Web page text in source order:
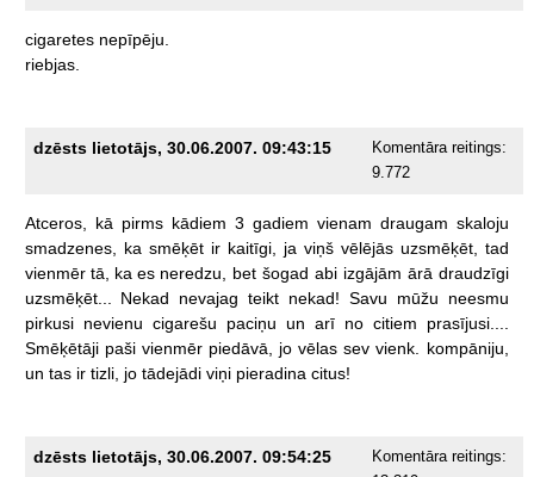
cigaretes nepīpēju.
riebjas.
dzēsts lietotājs, 30.06.2007. 09:43:15
Komentāra reitings:
9.772
Atceros, kā pirms kādiem 3 gadiem vienam draugam skaloju
smadzenes,
ka smēķēt ir kaitīgi, ja viņš vēlējās uzsmēķēt,
tad
vienmēr tā, ka es neredzu, bet šogad abi izgājām ārā draudzīgi
uzsmēķēt...
Nekad nevajag teikt nekad! Savu mūžu
neesmu
pirkusi nevienu cigarešu paciņu un arī no citiem
prasījusi....
Smēķētāji paši vienmēr piedāvā, jo vēlas sev vienk.
kompāniju,
un tas ir tizli, jo tādejādi viņi pieradina citus!
dzēsts lietotājs, 30.06.2007. 09:54:25
Komentāra reitings: